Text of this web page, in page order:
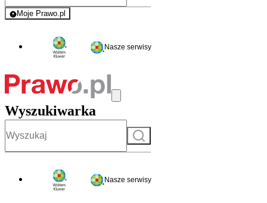
Moje Prawo.pl
- rejestracja i logowanie do serwisu
Nasze serwisy
Wyszukiwarka
Szukaj
Nasze serwisy